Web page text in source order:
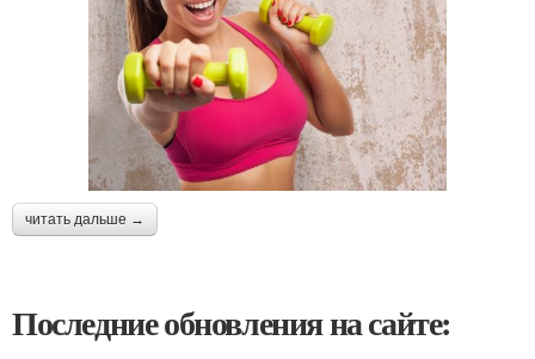
читать дальше →
Последние обновления на сайте: